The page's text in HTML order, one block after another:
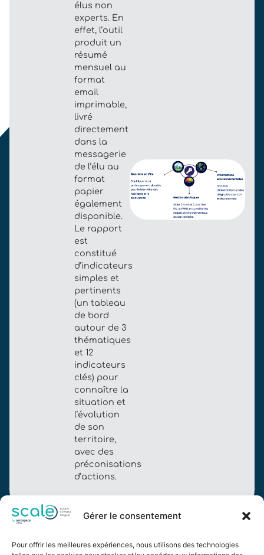
Gérer le consentement
Pour offrir les meilleures expériences, nous utilisons des technologies
élus non
experts. En
effet, l’outil
produit un
résumé
mensuel au
format
email
imprimable,
livré
directement
dans la
messagerie
de l’élu au
format
papier
également
disponible.
Le rapport
est
constitué
d’indicateurs
simples et
pertinents
(un tableau
de bord
autour de 3
thématiques
et 12
indicateurs
clés) pour
connaître la
situation et
l’évolution
de son
territoire,
avec des
préconisations
d’actions.